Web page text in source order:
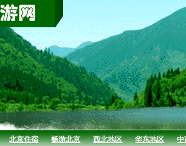
北京住宿 畅游北京 西北地区 华东地区 中